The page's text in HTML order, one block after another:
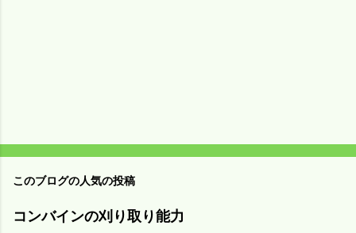
このブログの人気の投稿
コンバインの刈り取り能力